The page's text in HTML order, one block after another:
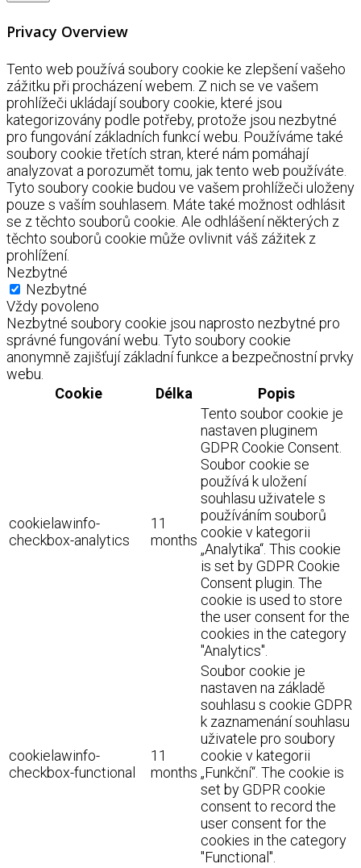
Privacy Overview
Tento web používá soubory cookie ke zlepšení vašeho
zážitku při procházení webem. Z nich se ve vašem
prohlížeči ukládají soubory cookie, které jsou
kategorizovány podle potřeby, protože jsou nezbytné
pro fungování základních funkcí webu. Používáme také
soubory cookie třetích stran, které nám pomáhají
analyzovat a porozumět tomu, jak tento web používáte.
Tyto soubory cookie budou ve vašem prohlížeči uloženy
pouze s vaším souhlasem. Máte také možnost odhlásit
se z těchto souborů cookie. Ale odhlášení některých z
těchto souborů cookie může ovlivnit váš zážitek z
prohlížení.
Nezbytné
Nezbytné
Vždy povoleno
Nezbytné soubory cookie jsou naprosto nezbytné pro
správné fungování webu. Tyto soubory cookie
anonymně zajišťují základní funkce a bezpečnostní prvky
webu.
Cookie
Délka Popis
cookielawinfo-
checkbox-analytics
11
months
Tento soubor cookie je
nastaven pluginem
GDPR Cookie Consent.
Soubor cookie se
používá k uložení
souhlasu uživatele s
používáním souborů
cookie v kategorii
„Analytika“. This cookie
is set by GDPR Cookie
Consent plugin. The
cookie is used to store
the user consent for the
cookies in the category
"Analytics".
cookielawinfo-
checkbox-functional
11
months
Soubor cookie je
nastaven na základě
souhlasu s cookie GDPR
k zaznamenání souhlasu
uživatele pro soubory
cookie v kategorii
„Funkční“. The cookie is
set by GDPR cookie
consent to record the
user consent for the
cookies in the category
"Functional".